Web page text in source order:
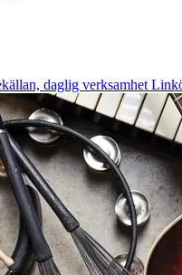
daglig verksamhet